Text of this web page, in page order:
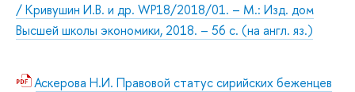
/ Кривушин И.В. и др. WP18/2018/01. – М.: Изд. дом
Высшей школы экономики, 2018. – 56 с. (на англ. яз.)
Аскерова Н.И. Правовой статус сирийских беженцев